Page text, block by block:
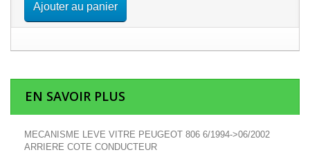
Ajouter au panier
EN SAVOIR PLUS
MECANISME LEVE VITRE PEUGEOT 806 6/1994->06/2002
ARRIERE COTE CONDUCTEUR